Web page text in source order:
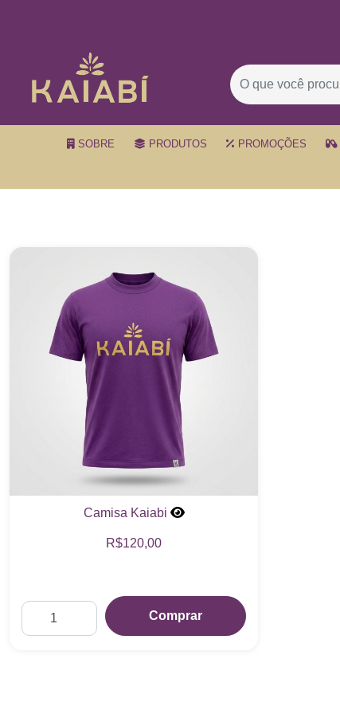
SOBRE PRODUTOS PROMOÇÕES
Camisa Kaiabi
R$120,00
Comprar